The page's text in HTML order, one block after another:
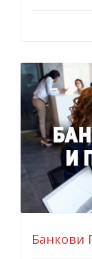
Банкови